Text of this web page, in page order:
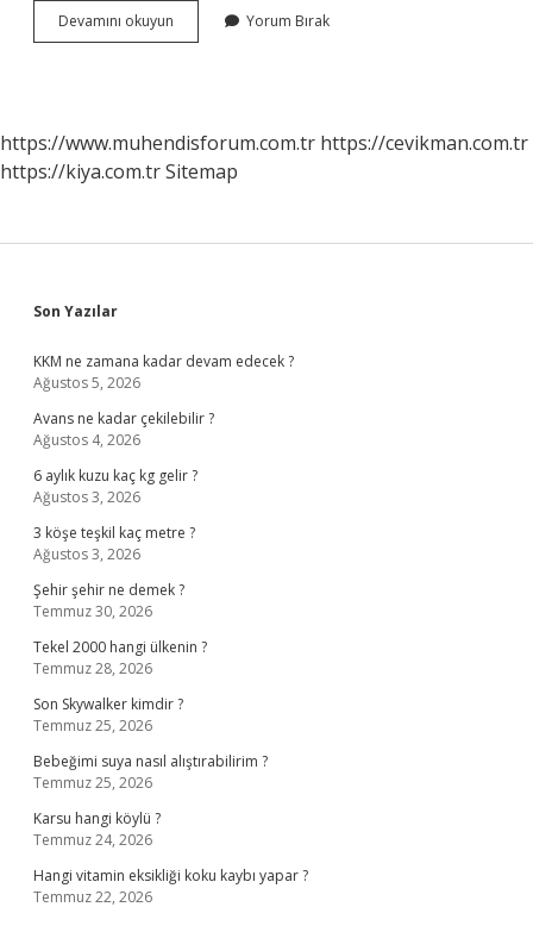
Devamını okuyun
Insanın
Yorum Bırak
https://www.muhendisforum.com.tr https://cevikman.com.tr
https://kiya.com.trSitemap
Sidebar
Son Yazılar
KKM ne zamana kadar devam edecek ?
Ağustos 5, 2026
Avans ne kadar çekilebilir ?
Ağustos 4, 2026
6 aylık kuzu kaç kg gelir ?
Ağustos 3, 2026
3 köşe teşkil kaç metre ?
Ağustos 3, 2026
Şehir şehir ne demek ?
Temmuz 30, 2026
Tekel 2000 hangi ülkenin ?
Temmuz 28, 2026
Son Skywalker kimdir ?
Temmuz 25, 2026
Bebeğimi suya nasıl alıştırabilirim ?
Temmuz 25, 2026
Karsu hangi köylü ?
Temmuz 24, 2026
Hangi vitamin eksikliği koku kaybı yapar ?
Temmuz 22, 2026